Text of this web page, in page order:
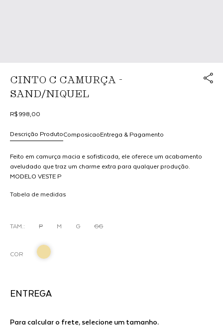
CINTO C CAMURÇA -
SAND/NIQUEL
Link
R$ 998,00
Composicao
Descrição Produto Entrega & Pagamento
Feito em camurça macia e sofisticada, ele oferece um acabamento
aveludado que traz um charme extra para qualquer produção.
MODELO VESTE P
Tabela de medidas
TAM.: P M G GG
COR
ENTREGA
Para calcular o frete, selecione um tamanho.